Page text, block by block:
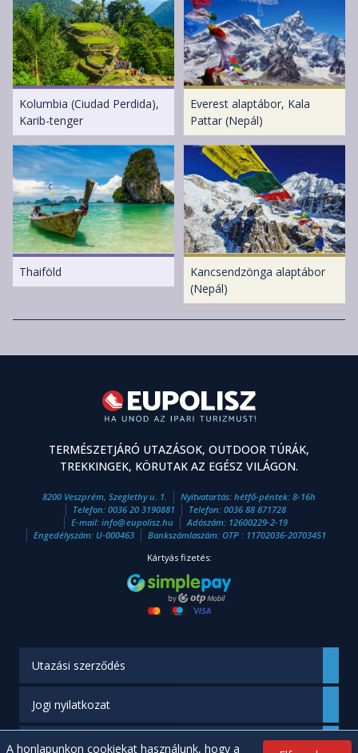
Kolumbia (Ciudad Perdida),
Karib-tenger
Everest alaptábor, Kala
Pattar (Nepál)
Thaiföld
Kancsendzönga alaptábor
(Nepál)
TERMÉSZETJÁRÓ UTAZÁSOK, OUTDOOR TÚRÁK,
TREKKINGEK, KÖRUTAK AZ EGÉSZ VILÁGON.
8200 Veszprém, Szeglethy u. 1.
Nyitvatartás: hétfő-péntek: 8-16h
Telefon: 0036 20 3190881 Telefon: 0036 88 871728
E-mail: info@eupolisz.hu
Adószám: 12600229-2-19
Engedélyszám: U-000463
Bankszámlaszám: OTP : 11702036-20703451
Kártyás fizetés:
Utazási szerződés
Jogi nyilatkozat
Engedélyünk
A honlapunkon cookiekat használunk, hogy a